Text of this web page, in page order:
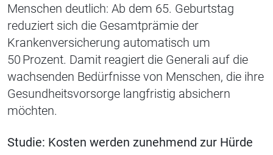
Menschen deutlich: Ab dem 65. Geburtstag
reduziert sich die Gesamtprämie der
Krankenversicherung automatisch um
50 Prozent. Damit reagiert die Generali auf die
wachsenden Bedürfnisse von Menschen, die ihre
Gesundheitsvorsorge langfristig absichern
möchten.
Studie: Kosten werden zunehmend zur Hürde